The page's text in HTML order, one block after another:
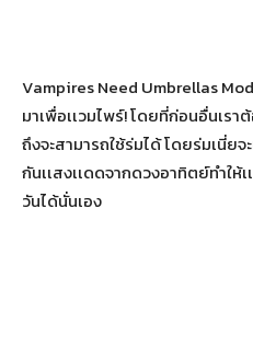
Vampires Need Umbrellas Mod
มาเพื่อเเวมไพร์! โดยที่ก่อนอื่นเรา
ถึงจะสามารถใช้ร่มได้ โดยร่มเนี่ย
กันเเสงเเดดจากดวงอาทิตย์ทำให้
วันได้นั่นเอง